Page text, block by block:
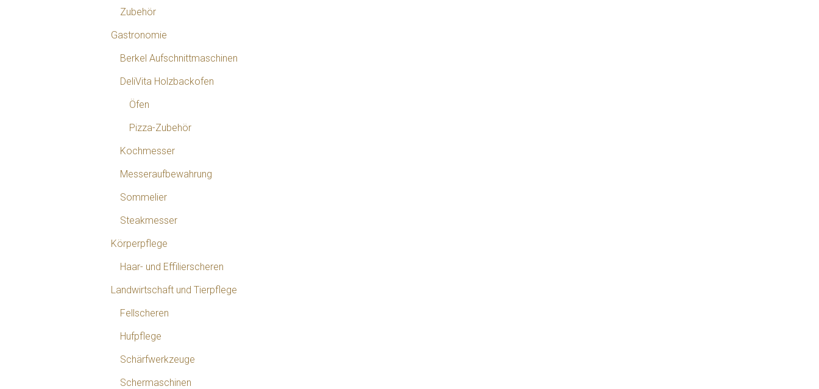
Zubehör
Gastronomie
Berkel Aufschnittmaschinen
DeliVita Holzbackofen
Öfen
Pizza-Zubehör
Kochmesser
Messeraufbewahrung
Sommelier
Steakmesser
Körperpflege
Haar- und Effilierscheren
Landwirtschaft und Tierpflege
Fellscheren
Hufpflege
Schärfwerkzeuge
Schermaschinen